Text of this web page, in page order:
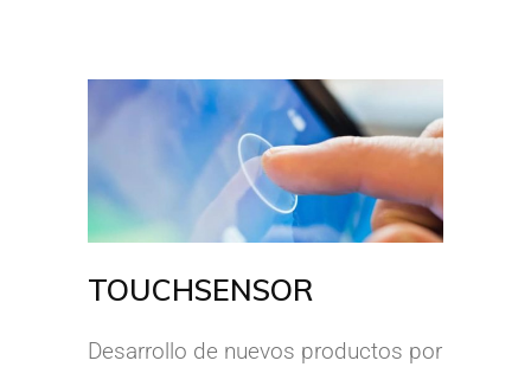
TOUCHSENSOR
Desarrollo de nuevos productos por